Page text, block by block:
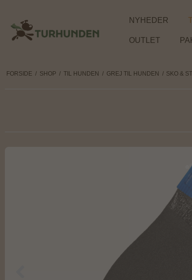
NYHEDER
OUTLET
FORSIDE / SHOP / TIL HUNDEN / GREJ TIL HUNDEN / SKO &